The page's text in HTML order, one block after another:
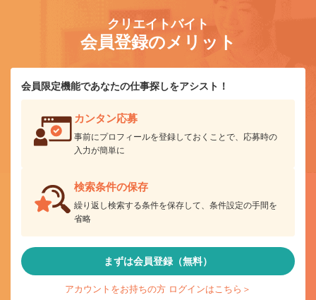
クリエイトバイト
会員登録のメリット
会員限定機能であなたの仕事探しをアシスト！
カンタン応募
事前にプロフィールを登録しておくことで、応募時の
入力が簡単に
検索条件の保存
繰り返し検索する条件を保存して、条件設定の手間を
省略
まずは会員登録（無料）
アカウントをお持ちの方 ログインはこちら＞